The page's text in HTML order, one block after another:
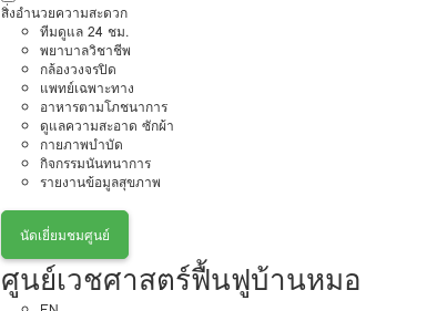
สิ่งอำนวยความสะดวก
ทีมดูแล 24 ชม.
พยาบาลวิชาชีพ
กล้องวงจรปิด
แพทย์เฉพาะทาง
อาหารตามโภชนาการ
ดูแลความสะอาด ซักผ้า
กายภาพบำบัด
กิจกรรมนันทนาการ
รายงานข้อมูลสุขภาพ
นัดเยี่ยมชมศูนย์
ศูนย์เวชศาสตร์ฟื้นฟูบ้านหมอ